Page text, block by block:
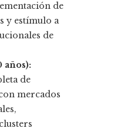
de
y estímulo a
de
años):
de
mercados